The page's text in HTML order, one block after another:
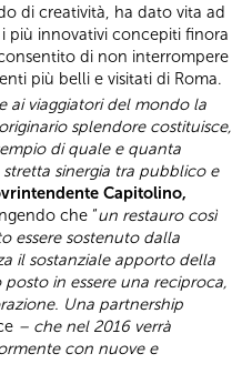
di creatività, ha dato vita ad
più innovativi concepiti finora
di non interrompere
più belli e visitati di Roma.
ai viaggiatori del mondo la
splendore costituisce,
di quale e quanta
sinergia tra pubblico e
Capitolino,
che “un restauro così
essere sostenuto dalla
il sostanziale apporto della
in essere una reciproca,
Una partnership
– che nel 2016 verrà
con nuove e